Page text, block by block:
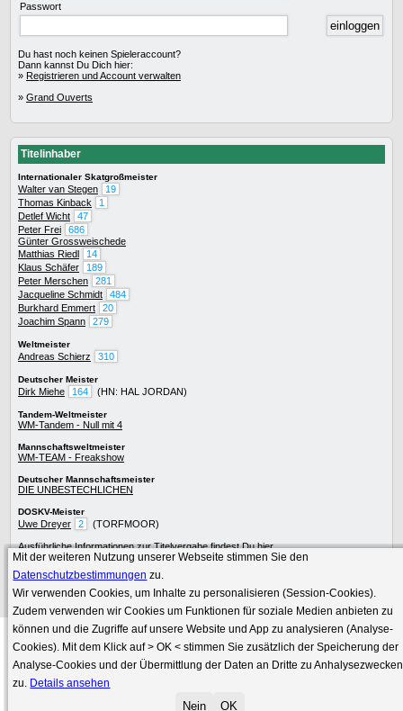
Passwort
Du hast noch keinen Spieleraccount?
Dann kannst Du Dich hier:
» Registrieren und Account verwalten
» Grand Ouverts
Titelinhaber
Internationaler Skatgroßmeister
Walter van Stegen
19
Thomas Kinback
1
Detlef Wicht
47
Peter Frei
686
Günter Grossweischede
Matthias Riedl
14
Klaus Schäfer
189
Peter Merschen
281
Jacqueline Schmidt
484
Burkhard Emmert
20
Joachim Spann
279
Weltmeister
Andreas Schierz 310
Deutscher Meister
Dirk Miehe 164 (HN: HAL JORDAN)
Tandem-Weltmeister
WM-Tandem - Null mit 4
Mannschaftsweltmeister
WM-TEAM - Freakshow
Deutscher Mannschaftsmeister
DIE UNBESTECHLICHEN
DOSKV-Meister
Uwe Dreyer 2 (TORFMOOR)
Ausführliche Informationen zurTitelvergabefindest Duhier.
Die besten Skatspielerwerden im Skat-Netzwerk präsentiert.
»Skat-Spielen»Impressum» Datenschutz
© DOSKV (Deutscher online Skatverband e.V.)
Seitenanfang
Mit der weiteren Nutzung unserer Webseite stimmen Sie den
Datenschutzbestimmungen zu.
Wir verwenden Cookies, um Inhalte zu personalisieren (Session-Cookies).
Zudem verwenden wir Cookies um Funktionen für soziale Medien anbieten zu
können und die Zugriffe auf unsere Website und App zu analysieren (Analyse-
Cookies). Mit dem Klick auf> OK < stimmen Sie zusätzlich der Speicherung der
Analyse-Cookies und der Übermittlung der Daten an Dritte zu Anhalysezwecken
zu. Details ansehen
Nein OK